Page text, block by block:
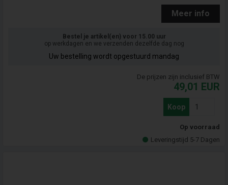
Meer info
Bestel je artikel(en) voor 15.00 uur
op werkdagen en we verzenden dezelfde dag nog
Uw bestelling wordt opgestuurd mandag
De prijzen zijn inclusief BTW
49,01 EUR
Koop
Op voorraad
Leveringstijd 5-7 Dagen